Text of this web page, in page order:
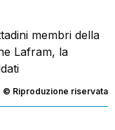
membri della
Lafram, la
© Riproduzione riservata